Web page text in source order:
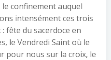
le confinement auquel
intensément ces trois
fête du sacerdoce en
le Vendredi Saint où le
pour nous sur la croix, le